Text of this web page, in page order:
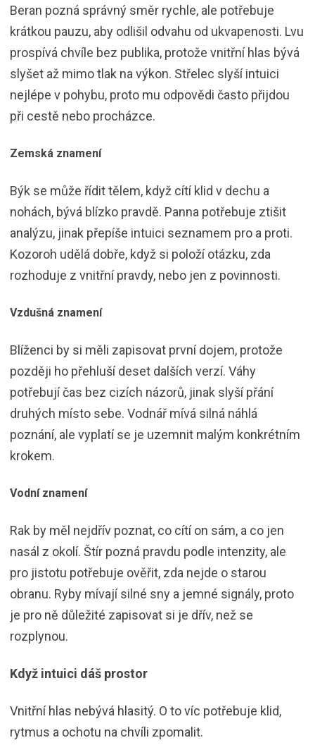
Beran pozná správný směr rychle, ale potřebuje
krátkou pauzu, aby odlišil odvahu od ukvapenosti. Lvu
prospívá chvíle bez publika, protože vnitřní hlas bývá
slyšet až mimo tlak na výkon. Střelec slyší intuici
nejlépe v pohybu, proto mu odpovědi často přijdou
při cestě nebo procházce.
Zemská znamení
Býk se může řídit tělem, když cítí klid v dechu a
nohách, bývá blízko pravdě. Panna potřebuje ztišit
analýzu, jinak přepíše intuici seznamem pro a proti.
Kozoroh udělá dobře, když si položí otázku, zda
rozhoduje z vnitřní pravdy, nebo jen z povinnosti.
Vzdušná znamení
Blíženci by si měli zapisovat první dojem, protože
později ho přehluší deset dalších verzí. Váhy
potřebují čas bez cizích názorů, jinak slyší přání
druhých místo sebe. Vodnář mívá silná náhlá
poznání, ale vyplatí se je uzemnit malým konkrétním
krokem.
Vodní znamení
Rak by měl nejdřív poznat, co cítí on sám, a co jen
nasál z okolí. Štír pozná pravdu podle intenzity, ale
pro jistotu potřebuje ověřit, zda nejde o starou
obranu. Ryby mívají silné sny a jemné signály, proto
je pro ně důležité zapisovat si je dřív, než se
rozplynou.
Když intuici dáš prostor
Vnitřní hlas nebývá hlasitý. O to víc potřebuje klid,
rytmus a ochotu na chvíli zpomalit.